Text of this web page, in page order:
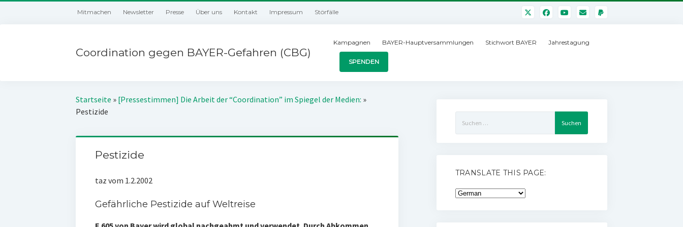
Mitmachen Newsletter Presse Über uns Kontakt Impressum Störfälle
Coordination gegen BAYER-Gefahren (CBG)
Kampagnen BAYER-Hauptversammlungen Stichwort BAYER Jahrestagung
SPENDEN
Startseite » [Pressestimmen] Die Arbeit der “Coordination” im Spiegel der Medien: »
Pestizide
Pestizide
taz vom 1.2.2002
Gefährliche Pestizide auf Weltreise
nach:
TRANSLATE THIS PAGE: